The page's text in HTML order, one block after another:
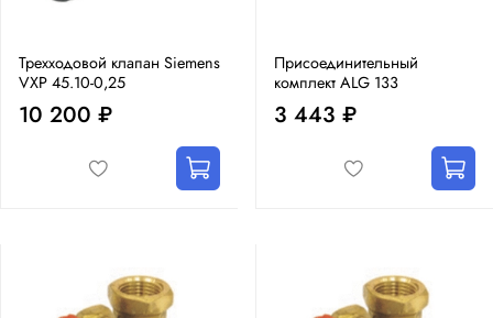
Трехходовой клапан Siemens
VXP 45.10-0,25
10 200 ₽
Присоединительный
комплект ALG 133
3 443 ₽